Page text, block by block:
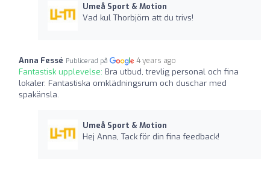
Umeå Sport & Motion
Vad kul Thorbjörn att du trivs!
Anna Fessé Publicerad på 4 years ago
Fantastisk upplevelse: Bra utbud, trevlig personal och fina
lokaler. Fantastiska omklädningsrum och duschar med
spakänsla.
Umeå Sport & Motion
Hej Anna, Tack för din fina feedback!